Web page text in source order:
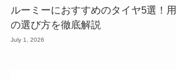
ルーミーにおすすめのタイヤ5選！
の選び方を徹底解説
July 1, 2026